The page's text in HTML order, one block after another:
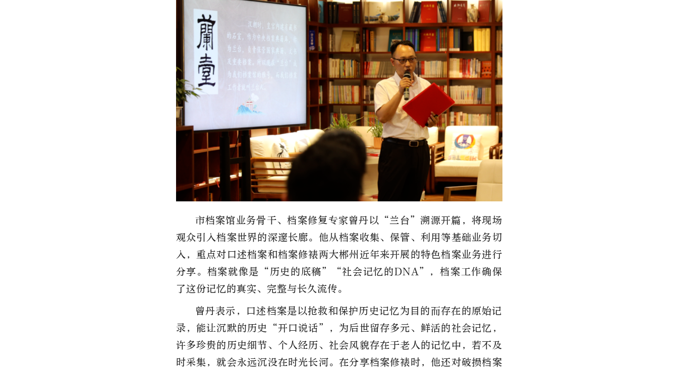
市档案馆业务骨干、档案修复专家曾丹以“兰台”溯源开篇，将现场
观众引入档案世界的深邃长廊。他从档案收集、保管、利用等基础业务切
入，重点对口述档案和档案修裱两大郴州近年来开展的特色档案业务进行
分享。档案就像是“历史的底稿”“社会记忆的DNA”，档案工作确保
了这份记忆的真实、完整与长久流传。
曾丹表示，口述档案是以抢救和保护历史记忆为目的而存在的原始记
录，能让沉默的历史“开口说话”，为后世留存多元、鲜活的社会记忆，
许多珍贵的历史细节、个人经历、社会风貌存在于老人的记忆中，若不及
时采集，就会永远沉没在时光长河。在分享档案修裱时，他还对破损档案